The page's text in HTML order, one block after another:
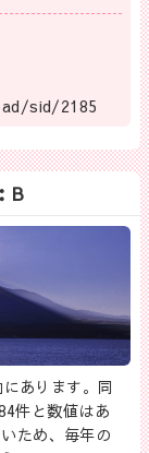
sid/2185
B
あります。同
件と数値はあ
ため、毎年の